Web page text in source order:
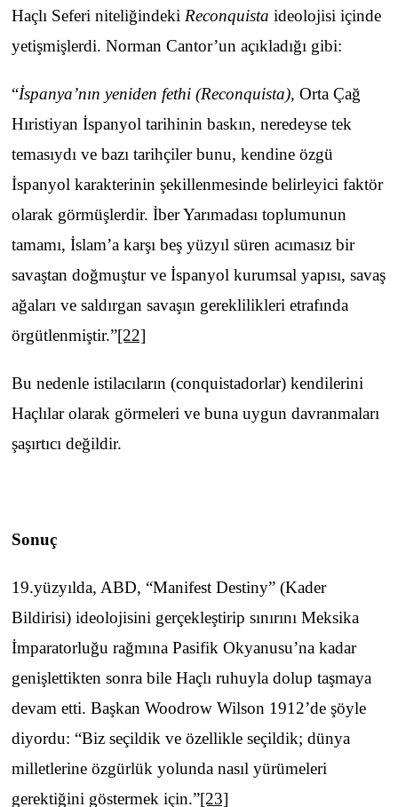
Haçlı Seferi niteliğindeki Reconquista ideolojisi içinde
yetişmişlerdi. Norman Cantor’un açıkladığı gibi:
“İspanya’nın yeniden fethi (Reconquista), Orta Çağ
Hıristiyan İspanyol tarihinin baskın, neredeyse tek
temasıydı ve bazı tarihçiler bunu, kendine özgü
İspanyol karakterinin şekillenmesinde belirleyici faktör
olarak görmüşlerdir. İber Yarımadası toplumunun
tamamı, İslam’a karşı beş yüzyıl süren acımasız bir
savaştan doğmuştur ve İspanyol kurumsal yapısı, savaş
ağaları ve saldırgan savaşın gereklilikleri etrafında
örgütlenmiştir.”[22]
Bu nedenle istilacıların (conquistadorlar) kendilerini
Haçlılar olarak görmeleri ve buna uygun davranmaları
şaşırtıcı değildir.
Sonuç
19.yüzyılda, ABD, “Manifest Destiny” (Kader
Bildirisi) ideolojisini gerçekleştirip sınırını Meksika
İmparatorluğu rağmına Pasifik Okyanusu’na kadar
genişlettikten sonra bile Haçlı ruhuyla dolup taşmaya
devam etti. Başkan Woodrow Wilson 1912’de şöyle
diyordu: “Biz seçildik ve özellikle seçildik; dünya
milletlerine özgürlük yolunda nasıl yürümeleri
gerektiğini göstermek için.”[23]